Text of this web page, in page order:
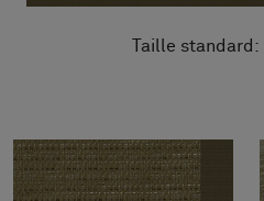
Taille